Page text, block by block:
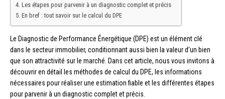
Les étapes pour parvenir à un diagnostic complet et précis
En bref : tout savoir sur le calcul du DPE
Le Diagnostic de Performance Énergétique (DPE) est un élément clé
dans le secteur immobilier, conditionnant aussi bien la valeur d’un bien
que son attractivité sur le marché. Dans cet article, nous vous invitons à
découvrir en détail les méthodes de calcul du DPE, les informations
nécessaires pour réaliser une estimation fiable et les différentes étapes
pour parvenir à un diagnostic complet et précis.